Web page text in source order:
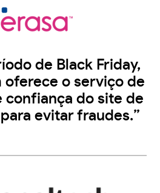
de Black Friday,
oferece o serviço de
confiança do site de
evitar fraudes.”